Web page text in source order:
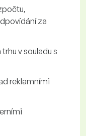
za
v souladu s
reklamními